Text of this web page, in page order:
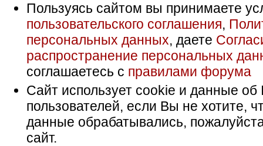
Пользуясь сайтом вы принимаете
пользовательского соглашения,
персональных данных, даете
распространение персональных
соглашаетесь с правилами форума
Сайт использует cookie и данные об
пользователей, если Вы не хотите,
данные обрабатывались,
сайт.